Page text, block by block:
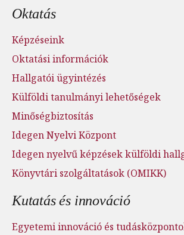
Oktatás
Képzéseink
Oktatási információk
Hallgatói ügyintézés
Külföldi tanulmányi lehetőségek
Minőségbiztosítás
Idegen Nyelvi Központ
Idegen nyelvű képzések külföldi
Könyvtári szolgáltatások (OMIKK)
Kutatás és innováció
Egyetemi innováció és